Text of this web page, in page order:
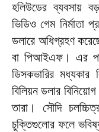
হলিউডের ব্যবসায়
ভিডিও গেম নির্মাতা
ডলারে অধিগ্রহণ
বা পিআইএফ। এর
ডিসকভারির
বিলিয়ন ডলার
তারা। সৌদি
চুক্তিগুলোর ফলে